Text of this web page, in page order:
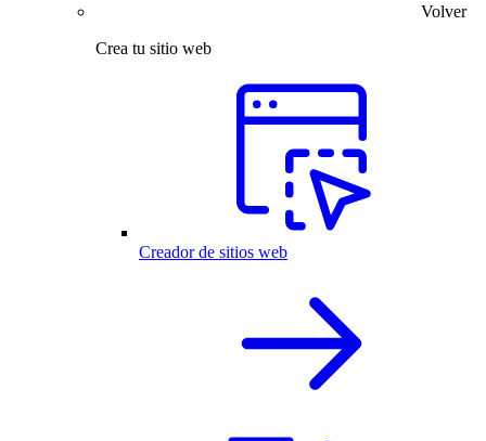
Volver
Crea tu sitio web
Creador de sitios web